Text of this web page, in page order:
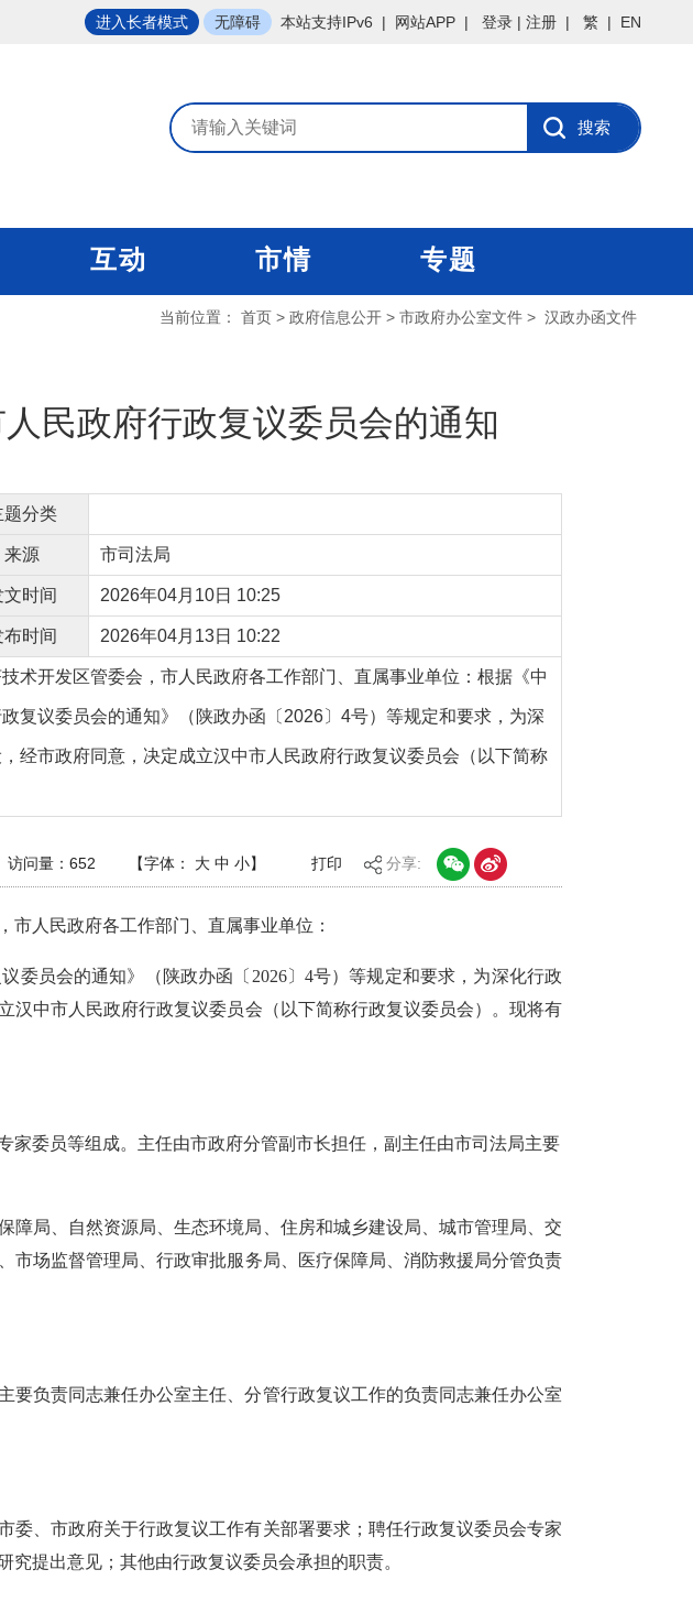
进入长者模式 无障碍 本站支持IPv6 | 网站APP | 登录 | 注册 | 繁 | EN
互动 市情 专题
当前位置： 首页 > 政府信息公开 > 市政府办公室文件 > 汉政办函文件
民政府行政复议委员会的通知
题分类
来源 市司法局
文时间 2026年04月10日 10:25
布时间 2026年04月13日 10:22
术开发区管委会，市人民政府各工作部门、直属事业单位：根据《中
复议委员会的通知》（陕政办函〔2026〕4号）等规定和要求，为深
经市政府同意，决定成立汉中市人民政府行政复议委员会（以下简称
访问量： 652 【字体： 大 中 小】 打印 分享:
人民政府各工作部门、直属事业单位：
委员会的通知》（陕政办函〔2026〕4号）等规定和要求 ，为深化行政
中市人民政府行政复议委员会（以下简称行政复议委员会）。现将有
家委员等组成。主任由市政府分管副市长担任，副主任由市司法局主要
障局、自然资源局、生态环境局、住房和城乡建设局、城市管理局、交
场监督管理局、行政审批服务局、医疗保障局、消防救援局分管负责
负责同志兼任办公室主任、分管行政复议工作的负责同志兼任办公室
、市政府关于行政复议工作有关部署要求；聘任行政复议委员会专家
提出意见；其他由行政复议委员会承担的职责。